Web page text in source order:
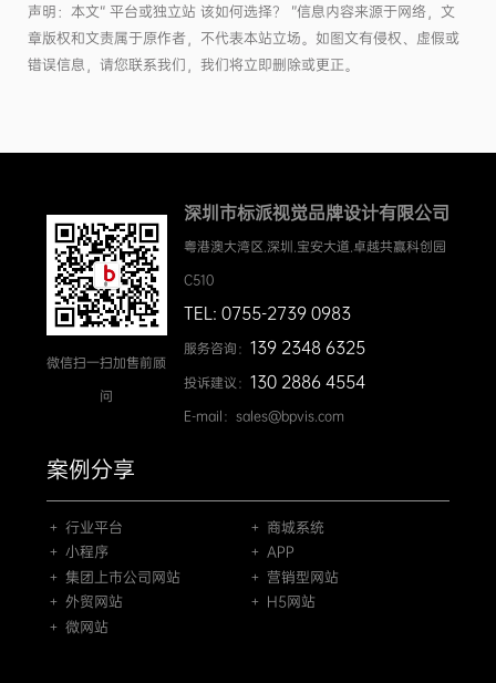
声明：本文“ 平台或独立站 该如何选择？ ”信息内容来源于网络，文
章版权和文责属于原作者，不代表本站立场。如图文有侵权、虚假或
错误信息，请您联系我们，我们将立即删除或更正。
微信扫一扫加售前顾
问
深圳市标派视觉品牌设计有限公司
粤港澳大湾区.深圳.宝安大道.卓越共赢科创园
C510
TEL: 0755-2739 0983
服务咨询： 139 2348 6325
投诉建议： 130 2886 4554
E-mail：sales@bpvis.com
案例分享
＋ 行业平台
＋ 商城系统
＋ 小程序
＋ APP
＋ 集团上市公司网站
＋ 营销型网站
＋ 外贸网站
＋ H5网站
＋ 微网站